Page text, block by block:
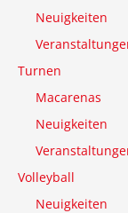
Neuigkeiten
Turnen
Macarenas
Neuigkeiten
Volleyball
Neuigkeiten